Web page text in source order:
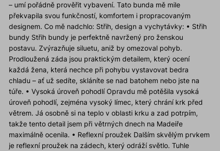
– umí pořádně prověřit vybavení. Tato bunda mě mile
překvapila svou funkčností, komfortem i propracovaným
designem. Co mě nadchlo: Střih, design a vychytávky: • Střih
bundy Střih bundy je perfektně navržený pro ženskou
postavu. Zvýrazňuje siluetu, aniž by omezoval pohyb.
Prodloužená záda jsou praktickým detailem, který ocení
každá žena, která nechce při pohybu vystavovat bedra
chladu – ať už sedíte, skláníte se nad batohem nebo jste na
túře. • Vysoká úroveň pohodlí Opravdu mě potěšila vysoká
úroveň pohodlí, zejména vysoký límec, který chrání krk před
větrem. Já osobně si na teplo v oblasti krku a zad potrpím,
takže tento detail jsem při větrných dnech na Madeiře
maximálně ocenila. • Reflexní proužek Dalším skvělým prvkem
je reflexní proužek na zádech, který odráží světlo. Tuhle